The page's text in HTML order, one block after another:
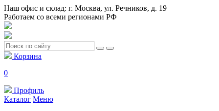
Наш офис и склад: г. Москва, ул. Речников, д. 19
Работаем со всеми регионами РФ
Корзина
0
Профиль
Каталог Меню